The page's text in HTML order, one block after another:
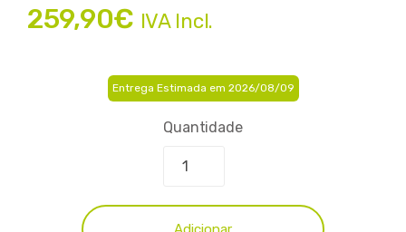
259,90€ IVA Incl.
Entrega Estimada em 2026/08/09
Quantidade